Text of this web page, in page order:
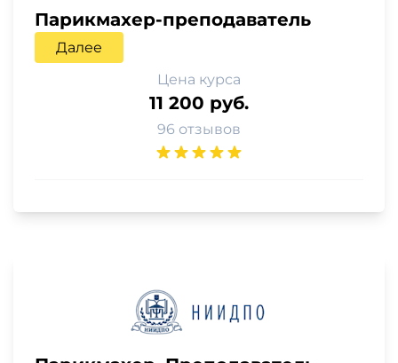
Парикмахер-преподаватель
Далее
Цена курса
11 200 руб.
96 отзывов